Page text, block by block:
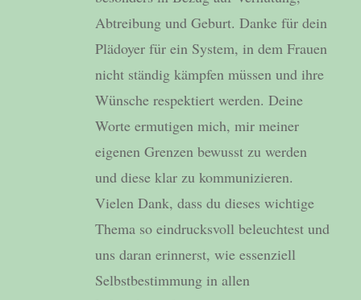
Abtreibung und Geburt. Danke für dein
Plädoyer für ein System, in dem Frauen
nicht ständig kämpfen müssen und ihre
Wünsche respektiert werden. Deine
Worte ermutigen mich, mir meiner
eigenen Grenzen bewusst zu werden
und diese klar zu kommunizieren.
Vielen Dank, dass du dieses wichtige
Thema so eindrucksvoll beleuchtest und
uns daran erinnerst, wie essenziell
Selbstbestimmung in allen